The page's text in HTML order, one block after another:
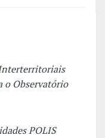
o Observatório
POLIS